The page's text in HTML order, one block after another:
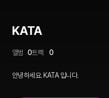
KATA
앨범 0트랙 0
안녕하세요. KATA 입니다.